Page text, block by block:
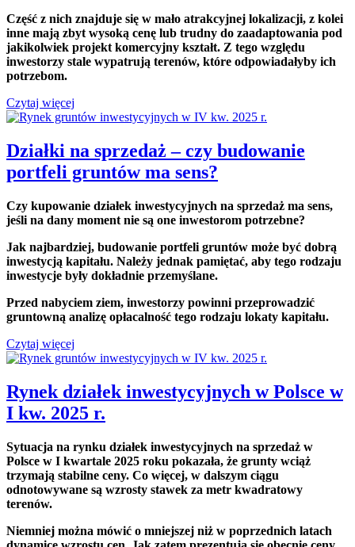
Część z nich znajduje się w mało atrakcyjnej lokalizacji, z kolei
inne mają zbyt wysoką cenę lub trudny do zaadaptowania pod
jakikolwiek projekt komercyjny kształt. Z tego względu
inwestorzy stale wypatrują terenów, które odpowiadałyby ich
potrzebom.
Czytaj więcej
Działki na sprzedaż – czy budowanie
portfeli gruntów ma sens?
Czy kupowanie działek inwestycyjnych na sprzedaż ma sens,
jeśli na dany moment nie są one inwestorom potrzebne?
Jak najbardziej, budowanie portfeli gruntów może być dobrą
inwestycją kapitału. Należy jednak pamiętać, aby tego rodzaju
inwestycje były dokładnie przemyślane.
Przed nabyciem ziem, inwestorzy powinni przeprowadzić
gruntowną analizę opłacalność tego rodzaju lokaty kapitału.
Czytaj więcej
Rynek działek inwestycyjnych w Polsce w
I kw. 2025 r.
Sytuacja na rynku działek inwestycyjnych na sprzedaż w
Polsce w I kwartale 2025 roku pokazała, że grunty wciąż
trzymają stabilne ceny. Co więcej, w dalszym ciągu
odnotowywane są wzrosty stawek za metr kwadratowy
terenów.
Niemniej można mówić o mniejszej niż w poprzednich latach